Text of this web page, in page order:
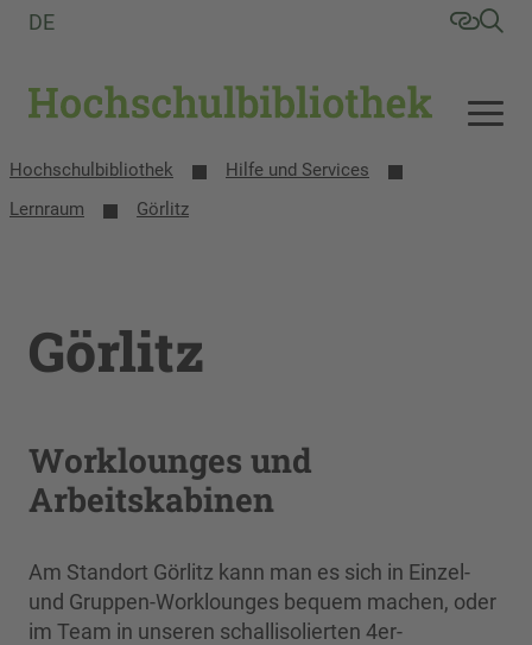
DE
Hochschulbibliothek
Hilfe und Services
Lernraum
Görlitz
Görlitz
Worklounges und
Arbeitskabinen
Am Standort Görlitz kann man es sich in Einzel-
und Gruppen-Worklounges bequem machen, oder
im Team in unseren schallisolierten 4er-